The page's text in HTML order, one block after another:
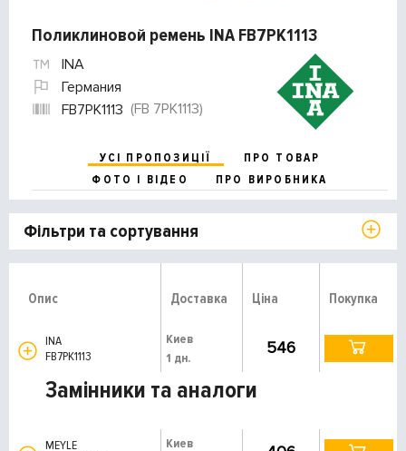
Поликлиновой ремень INA FB7PK1113
INA
Германия
FB7PK1113 (FB 7PK1113)
УСІ ПРОПОЗИЦІЇ
ПРО ТОВАР
ФОТО І ВІДЕО
ПРО ВИРОБНИКА
Фільтри та сортування
Опис Доставка Ціна Покупка
INA
FB7PK1113
Киев
1 дн.
546
Замінники та аналоги
MEYLE
Киев